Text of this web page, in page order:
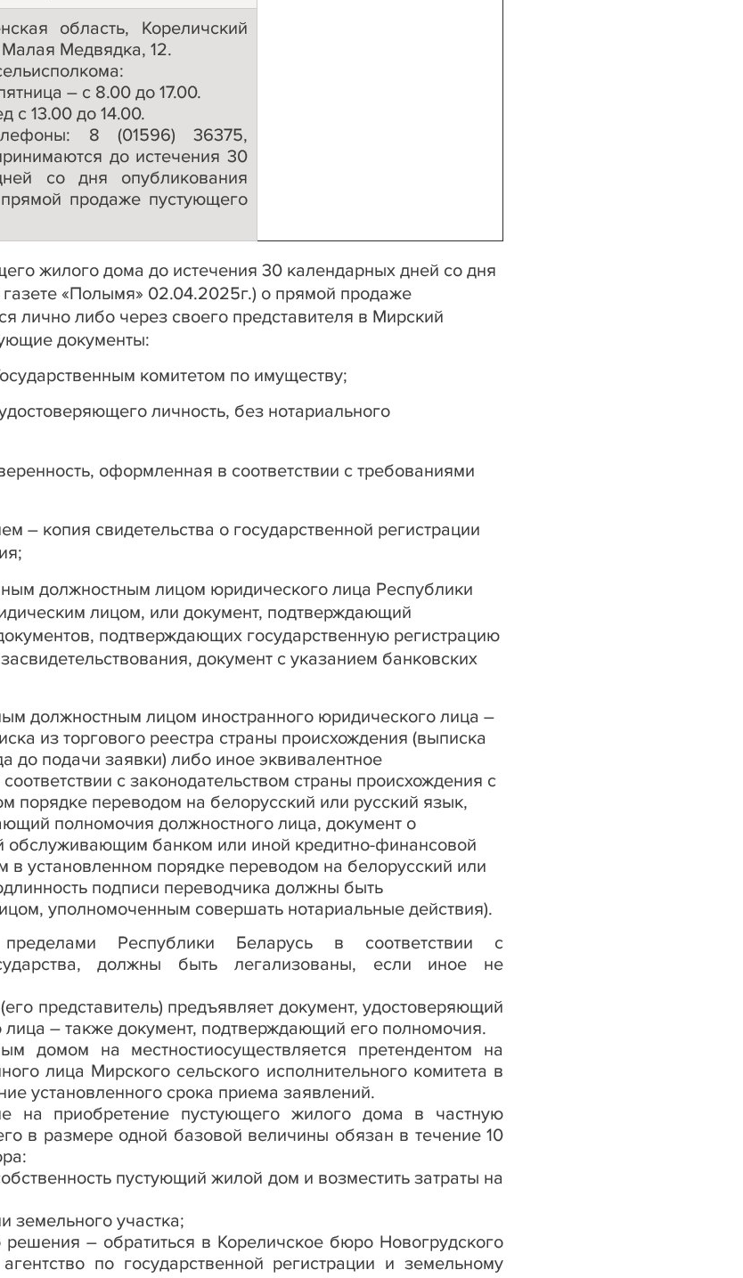
область, Кореличский
Медвядка, 12.
– с 8.00 до 17.00.
с 13.00 до 14.00.
8 (01596) 36375,
до истечения 30
со дня опубликования
продаже пустующего
жилого дома до истечения 30 календарных дней со дня
«Полымя» 02.04.2025г.) о прямой продаже
лично либо через своего представителя в Мирский
документы:
комитетом по имуществу;
личность, без нотариального
оформленная в соответствии с требованиями
– копия свидетельства о государственной регистрации
должностным лицом юридического лица Республики
лицом, или документ, подтверждающий
подтверждающих государственную регистрацию
документ с указанием банковских
должностным лицом иностранного юридического лица –
из торгового реестра страны происхождения (выписка
до подачи заявки) либо иное эквивалентное
с законодательством страны происхождения с
порядке переводом на белорусский или русский язык,
полномочия должностного лица, документ о
обслуживающим банком или иной кредитно-финансовой
в установленном порядке переводом на белорусский или
подписи переводчика должны быть
уполномоченным совершать нотариальные действия).
Республики Беларусь в соответствии с
должны быть легализованы, если иное не
представитель) предъявляет документ, удостоверяющий
лица – также документ, подтверждающий его полномочия.
домом на местностиосуществляется претендентом на
лица Мирского сельского исполнительного комитета в
установленного срока приема заявлений.
на приобретение пустующего жилого дома в частную
в размере одной базовой величины обязан в течение 10
пустующий жилой дом и возместить затраты на
земельного участка;
решения – обратиться в Кореличское бюро Новогрудского
по государственной регистрации и земельному